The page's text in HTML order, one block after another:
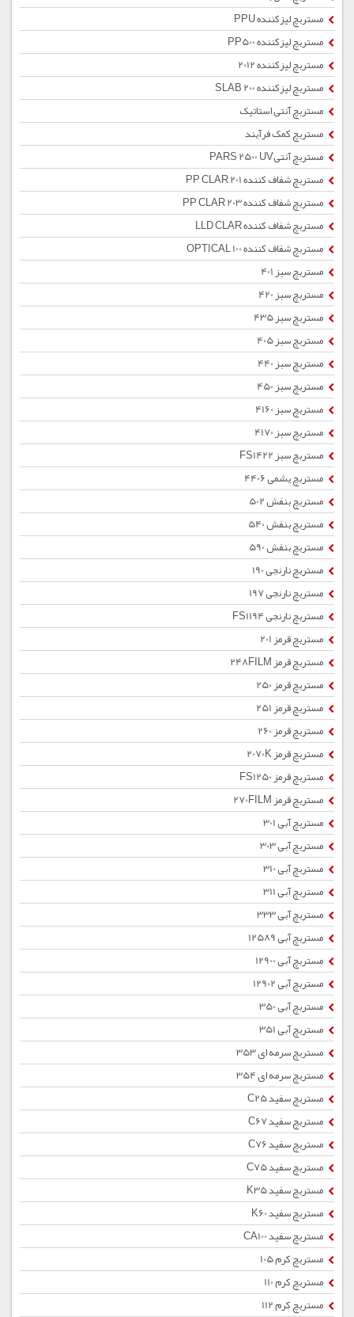
مستربچ لیزکننده PPU
مستربچ لیزکننده PP500
مستربچ لیزکننده 2012
مستربچ لیزکننده SLAB 200
مستربچ آنتی استاتیک
مستربچ کمک فرآیند
مستربچ آنتیPARS 2500 UV
مستربچ شفاف کننده PP CLAR 201
مستربچ شفاف کننده PP CLAR 203
مستربچ شفاف کننده LLD CLAR
مستربچ شفاف کننده OPTICAL 100
مستربچ سبز 401
مستربچ سبز 420
مستربچ سبز 435
مستربچ سبز 405
مستربچ سبز 440
مستربچ سبز 450
مستربچ سبز 4160
مستربچ سبز 4170
مستربچ سبز FS1422
مستربچ یشمی 4406
مستربچ بنفش 502
مستربچ بنفش 540
مستربچ بنفش 590
مستربچ نارنجی 190
مستربچ نارنجی 197
مستربچ نارنجی FS1194
مستربچ قرمز 201
مستربچ قرمز 248FILM
مستربچ قرمز 250
مستربچ قرمز 251
مستربچ قرمز 260
مستربچ قرمز 2070K
مستربچ قرمز FS1250
مستربچ قرمز 270FILM
مستربچ آبی 301
مستربچ آبی 303
مستربچ آبی 310
مستربچ آبی 311
مستربچ آبی 333
مستربچ آبی 12589
مستربچ آبی 12900
مستربچ آبی 12902
مستربچ آبی 350
مستربچ آبی 351
مستربچ سرمه ای 353
مستربچ سرمه ای 354
مستربچ سفید C25
مستربچ سفید C67
مستربچ سفید C76
مستربچ سفید C75
مستربچ سفید K35
مستربچ سفید K60
مستربچ سفید CA100
مستربچ کرم 105
مستربچ کرم 110
مستربچ کرم 112